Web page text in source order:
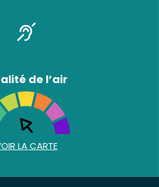
de l’air
LA CARTE